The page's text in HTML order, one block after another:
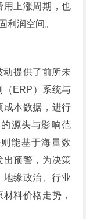
用上涨周期，也
利润空间。
动提供了前所未
（ERP）系统与
成本数据，进行
源头与影响范
能基于海量数
出预警，为决策
地缘政治、行业
料价格走势，